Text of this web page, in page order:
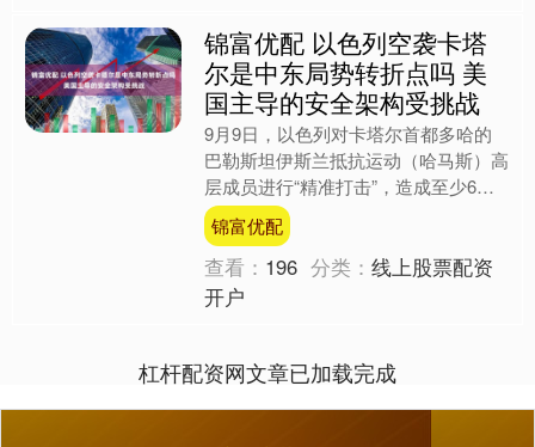
锦富优配 以色列空袭卡塔
尔是中东局势转折点吗 美
国主导的安全架构受挑战
9月9日，以色列对卡塔尔首都多哈的
巴勒斯坦伊斯兰抵抗运动（哈马斯）高
层成员进行“精准打击”，造成至少6人
死亡，其中包括5名巴勒斯坦人和1名
卡塔尔内政部安全部队成....
锦富优配
查看： 196 分类：线上股票配资
开户
杠杆配资网文章已加载完成